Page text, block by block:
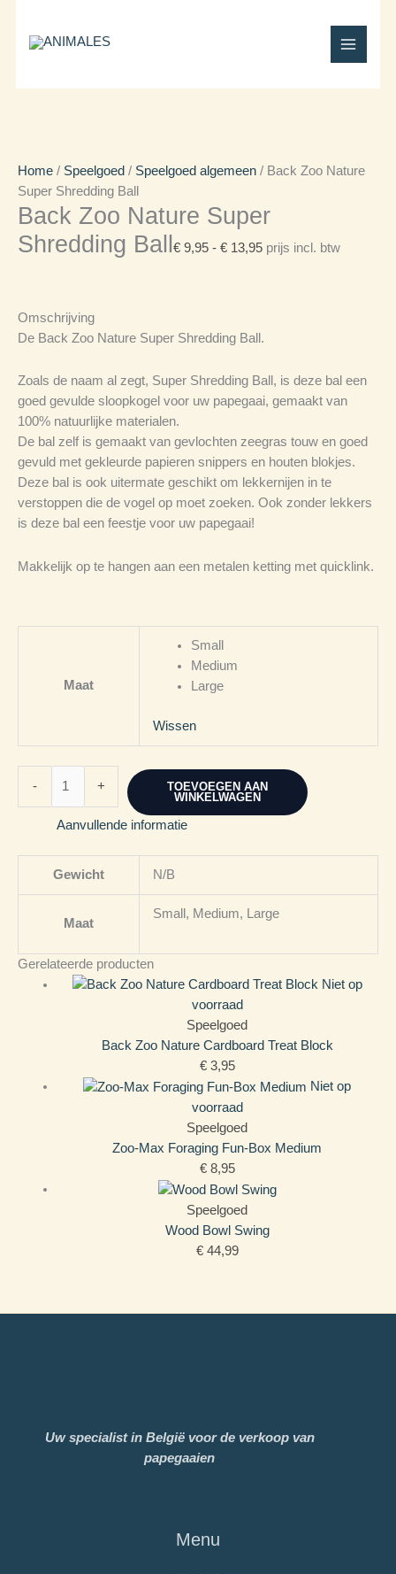
Home / Speelgoed / Speelgoed algemeen / Back Zoo Nature
Super Shredding Ball
Back Zoo Nature Super
Shredding Ball€ 9,95 - € 13,95 prijs incl. btw
Omschrijving
De Back Zoo Nature Super Shredding Ball.
Zoals de naam al zegt, Super Shredding Ball, is deze bal een
goed gevulde sloopkogel voor uw papegaai, gemaakt van
100% natuurlijke materialen.
De bal zelf is gemaakt van gevlochten zeegras touw en goed
gevuld met gekleurde papieren snippers en houten blokjes.
Deze bal is ook uitermate geschikt om lekkernijen in te
verstoppen die de vogel op moet zoeken. Ook zonder lekkers
is deze bal een feestje voor uw papegaai!
Makkelijk op te hangen aan een metalen ketting met quicklink.
Maat
Small
Medium
Large
Wissen
-
Nature
Shredding
+
TOEVOEGEN AAN
WINKELWAGEN
Aanvullende informatie
Gewicht N/B
Maat
Small, Medium, Large
Gerelateerde producten
Niet op
voorraad
Speelgoed
Back Zoo Nature Cardboard Treat Block
€3,95
Niet op
voorraad
Speelgoed
Zoo-Max Foraging Fun-Box Medium
€8,95
Speelgoed
Wood Bowl Swing
€44,99
Uw specialist in België voor de verkoop van
papegaaien
Menu